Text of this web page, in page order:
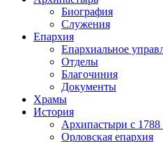
Биография
Служения
Епархия
Епархиальное
Отделы
Благочиния
Документы
Храмы
История
Архипастыри с 1788
Орловская епархия